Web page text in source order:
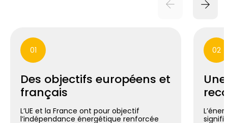
01
Des objectifs européens et
français
L’UE et la France ont pour objectif
l’indépendance énergétique renforcée
02